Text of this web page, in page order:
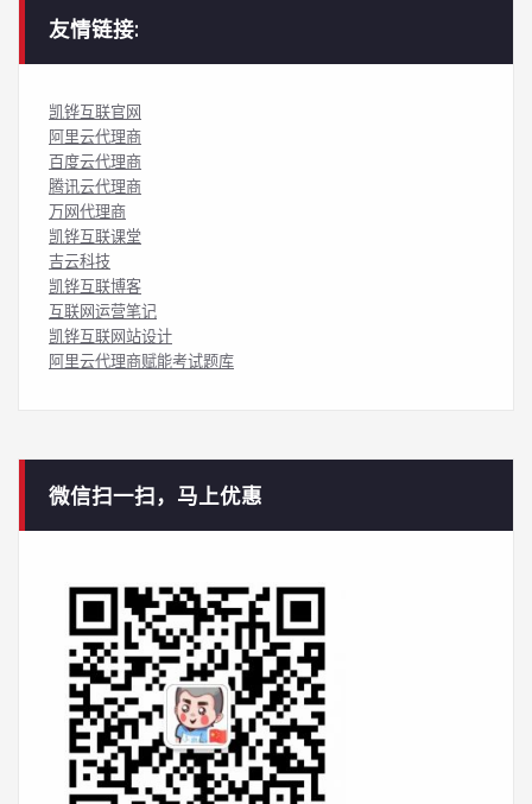
友情链接:
凯铧互联官网
阿里云代理商
百度云代理商
腾讯云代理商
万网代理商
凯铧互联课堂
吉云科技
凯铧互联博客
互联网运营笔记
凯铧互联网站设计
阿里云代理商赋能考试题库
微信扫一扫，马上优惠